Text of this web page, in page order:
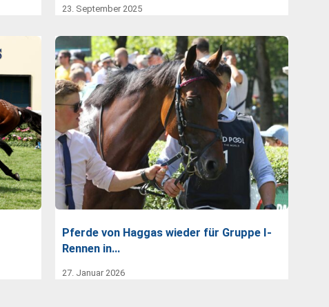
23. September 2025
Pferde von Haggas wieder für Gruppe I-
Rennen in…
27. Januar 2026